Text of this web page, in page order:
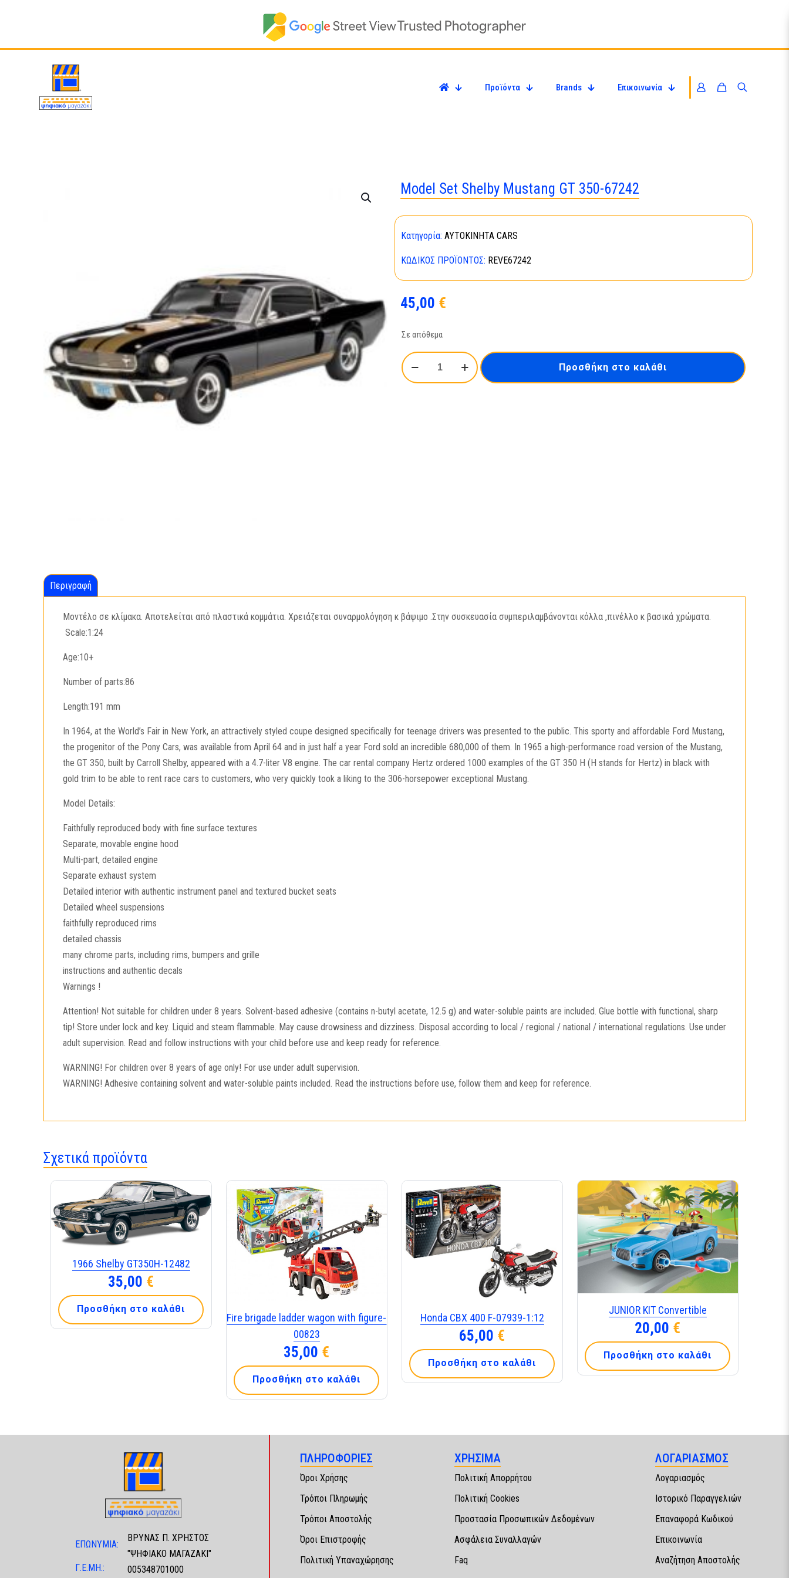
Προϊόντα Brands Επικοινωνία
Model Set Shelby Mustang GT 350-67242
Κατηγορία: ΑΥΤΟΚΙΝΗΤΑ CARS
ΚΩΔΙΚΌΣ ΠΡΟΪΌΝΤΟΣ: REVE67242
45,00 €
Σε απόθεμα
Model
Set
Προσθήκη στο καλάθι
Περιγραφή
Μοντέλο σε κλίμακα. Αποτελείται από πλαστικά κομμάτια. Χρειάζεται συναρμολόγηση κ βάψιμο .Στην συσκευασία συμπεριλαμβάνονται κόλλα ,πινέλλο κ βασικά χρώματα.
Scale:1:24
Age:10+
Number of parts:86
Length:191 mm
In 1964, at the World’s Fair in New York, an attractively styled coupe designed specifically for teenage drivers was presented to the public. This sporty and affordable Ford Mustang,
the progenitor of the Pony Cars, was available from April 64 and in just half a year Ford sold an incredible 680,000 of them. In 1965 a high-performance road version of the Mustang,
the GT 350, built by Carroll Shelby, appeared with a 4.7-liter V8 engine. The car rental company Hertz ordered 1000 examples of the GT 350 H (H stands for Hertz) in black with
gold trim to be able to rent race cars to customers, who very quickly took a liking to the 306-horsepower exceptional Mustang.
Model Details:
Faithfully reproduced body with fine surface textures
Separate, movable engine hood
Multi-part, detailed engine
Separate exhaust system
Detailed interior with authentic instrument panel and textured bucket seats
Detailed wheel suspensions
faithfully reproduced rims
detailed chassis
many chrome parts, including rims, bumpers and grille
instructions and authentic decals
Warnings !
Attention! Not suitable for children under 8 years. Solvent-based adhesive (contains n-butyl acetate, 12.5 g) and water-soluble paints are included. Glue bottle with functional, sharp
tip! Store under lock and key. Liquid and steam flammable. May cause drowsiness and dizziness. Disposal according to local / regional / national / international regulations. Use under
adult supervision. Read and follow instructions with your child before use and keep ready for reference.
WARNING! For children over 8 years of age only! For use under adult supervision.
WARNING! Adhesive containing solvent and water-soluble paints included. Read the instructions before use, follow them and keep for reference.
Σχετικά προϊόντα
1966 Shelby GT350H-12482
35,00 €
Προσθήκη στο καλάθι
Fire brigade ladder wagon with figure-
00823
35,00 €
Προσθήκη στο καλάθι
Honda CBX 400 F-07939-1:12
65,00 €
Προσθήκη στο καλάθι
JUNIOR KIT Convertible
20,00 €
Προσθήκη στο καλάθι
ΕΠΩΝΥΜΙΑ:
ΒΡΥΝΑΣ Π. ΧΡΗΣΤΟΣ
"ΨΗΦΙΑΚΟ ΜΑΓΑΖΑΚΙ"
Γ.Ε.ΜΗ.:
005348701000
ΠΛΗΡΟΦΟΡΙΕΣ
Όροι Χρήσης
Τρόποι Πληρωμής
Τρόποι Αποστολής
Όροι Επιστροφής
Πολιτική Υπαναχώρησης
ΧΡΗΣΙΜΑ
Πολιτική Απορρήτου
Πολιτική Cookies
Προστασία Προσωπικών Δεδομένων
Ασφάλεια Συναλλαγών
Faq
ΛΟΓΑΡΙΑΣΜΟΣ
Λογαριασμός
Ιστορικό Παραγγελιών
Επαναφορά Κωδικού
Επικοινωνία
Αναζήτηση Αποστολής